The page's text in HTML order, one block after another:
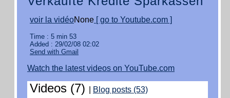
voir la vidéoNone [ go to Youtube.com ]
Time : 5 min 53
Added : 29/02/08 02:02
Send with Gmail
Watch the latest videos on YouTube.com
Videos (7) Blog posts (53)